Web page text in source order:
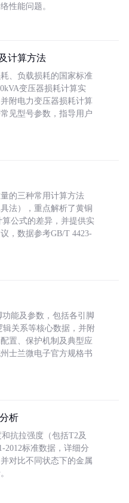
性能问题。
计算方法
、负载损耗的国家标准
变压器损耗计算实
附电力变压器损耗计算
见型号参数，指导用户
的三种常用计算方法
法），重点解析了黄铜
算公式的差异，并提供实
，数据参考GB/T 4423-
能及参数，包括各引脚
关系等核心数据，并附
置、保护机制及典型应
士兰微电子官方规格书
析
抗拉强度（包括T2及
2012标准数据，详细分
对比不同状态下的金属